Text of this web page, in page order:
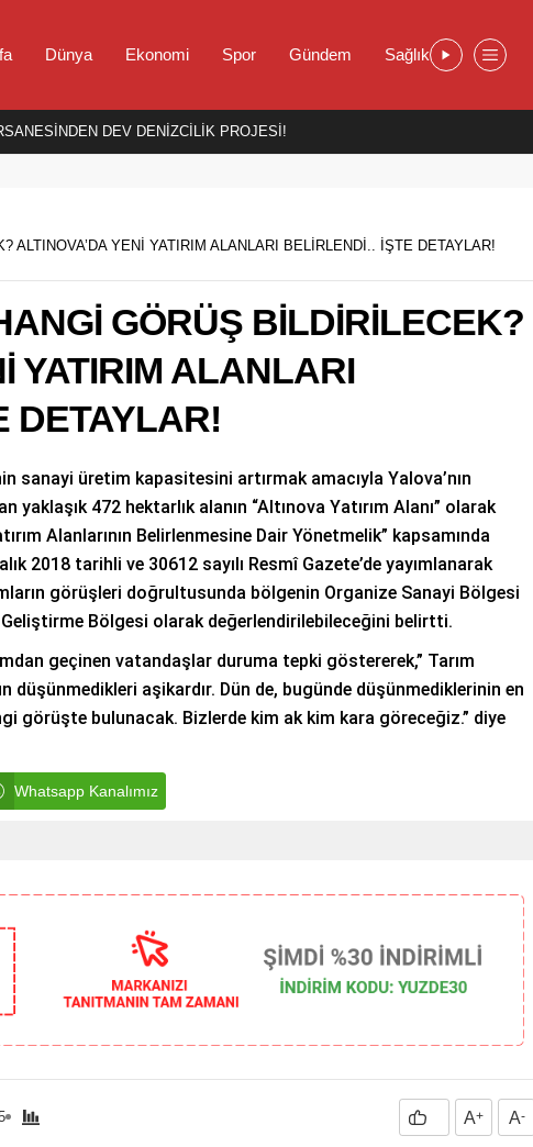
Dünya Ekonomi Spor Gündem Sağlık
DEV DENİZCİLİK PROJESİ!
ALTINOVA’DA YENİ YATIRIM ALANLARI BELİRLENDİ.. İŞTE DETAYLAR!
GÖRÜŞ BİLDİRİLECEK?
YATIRIM ALANLARI
DETAYLAR!
sanayi üretim kapasitesini artırmak amacıyla Yalova’nın
yaklaşık 472 hektarlık alanın “Altınova Yatırım Alanı” olarak
Alanlarının Belirlenmesine Dair Yönetmelik” kapsamında
2018 tarihli ve 30612 sayılı Resmî Gazete’de yayımlanarak
görüşleri doğrultusunda bölgenin Organize Sanayi Bölgesi
Bölgesi olarak değerlendirilebileceğini belirtti.
geçinen vatandaşlar duruma tepki göstererek,” Tarım
aşikardır. Dün de, bugünde düşünmediklerinin en
görüşte bulunacak. Bizlerde kim ak kim kara göreceğiz.” diye
Whatsapp Kanalımız
A+ A-